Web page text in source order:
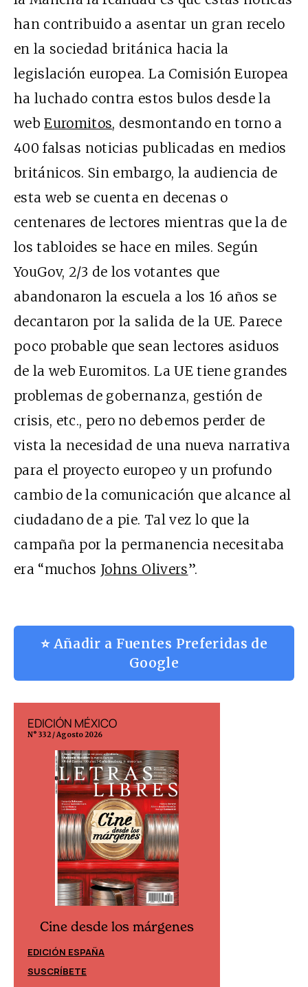
han contribuido a asentar un gran recelo
en la sociedad británica hacia la
legislación europea. La Comisión Europea
ha luchado contra estos bulos desde la
webEuromitos, desmontando en torno a
400 falsas noticias publicadas en medios
británicos. Sin embargo, la audiencia de
esta web se cuenta en decenas o
centenares de lectores mientras que la de
los tabloides se hace en miles. Según
YouGov, 2/3 de los votantes que
abandonaron la escuela a los 16 años se
decantaron por la salida de la UE. Parece
poco probable que sean lectores asiduos
de la web Euromitos. La UE tiene grandes
problemas de gobernanza, gestión de
crisis, etc., pero no debemos perder de
vista la necesidad de una nueva narrativa
para el proyecto europeo y un profundo
cambio de la comunicación que alcance al
ciudadano de a pie. Tal vez lo que la
campaña por la permanencia necesitaba
era “muchos Johns Olivers”.
⭐ Añadir a Fuentes Preferidas de
Google
EDICIÓN MÉXICO
N° 332 / Agosto 2026
Cine desde los márgenes
EDICIÓN ESPAÑA
SUSCRÍBETE